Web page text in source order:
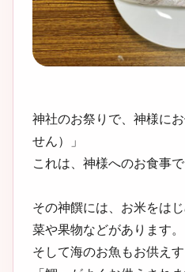
神社のお祭りで、神様に
せん）」
これは、神様へのお食事で
その神饌には、お米をは
菜や果物などがあります。
そして海のお魚もお供え